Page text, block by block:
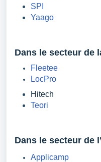
SPI
Yaago
Dans le secteur de
Fleetee
LocPro
Hitech
Teori
Dans le secteur de
Applicamp